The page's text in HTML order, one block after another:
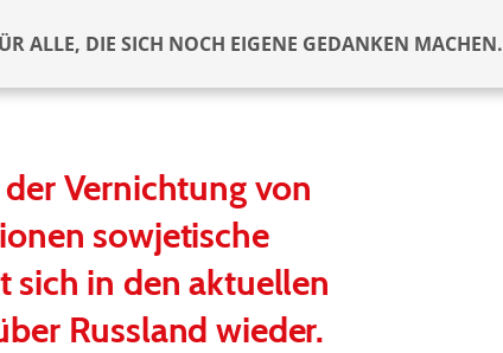
ALLE, DIE SICH NOCH EIGENE GEDANKEN MACHEN.
Vernichtung von
sowjetische
sich in den aktuellen
Russland wieder.